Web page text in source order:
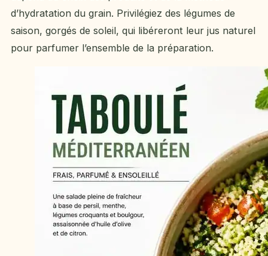
d’hydratation du grain. Privilégiez des légumes de
saison, gorgés de soleil, qui libéreront leur jus naturel
pour parfumer l’ensemble de la préparation.